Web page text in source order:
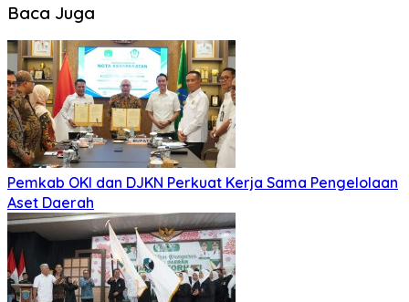
Baca Juga
Pemkab OKI dan DJKN Perkuat Kerja Sama Pengelolaan
Aset Daerah